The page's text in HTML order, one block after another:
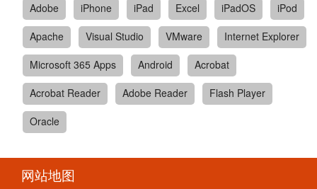
Adobe
iPhone iPad Excel iPadOS
iPod
Apache
Visual Studio VMware
Internet Explorer
Microsoft 365 Apps
Android
Acrobat
Acrobat Reader
Adobe Reader
Flash Player
Oracle
网站地图